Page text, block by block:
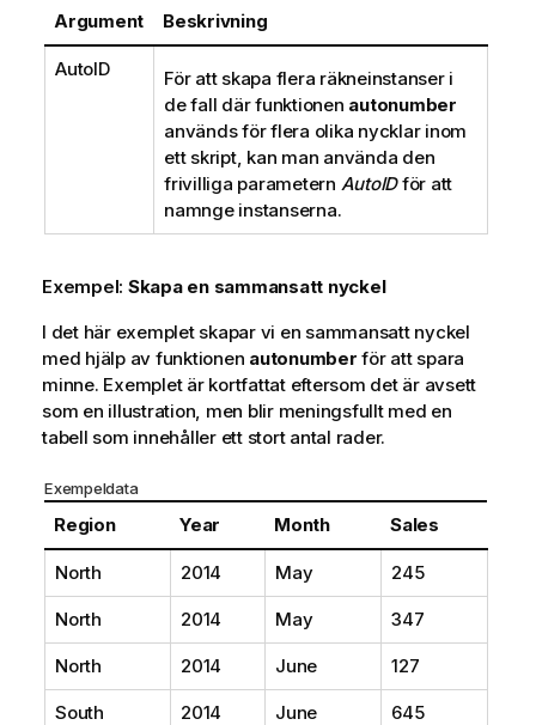
r
m
a
Argument Beskrivning
AutoID
För att skapa flera räkneinstanser i
de fall där funktionen autonumber
används för flera olika nycklar inom
ett skript, kan man använda den
frivilliga parametern AutoIDför att
namnge instanserna.
Exempel: Skapa en sammansatt nyckel
I det här exemplet skapar vi en sammansatt nyckel
med hjälp av funktionen autonumber för att spara
minne. Exemplet är kortfattat eftersom det är avsett
som en illustration, men blir meningsfullt med en
tabell som innehåller ett stort antal rader.
Exempeldata
Region Year Month Sales
North 2014 May 245
North 2014 May 347
North 2014 June 127
South 2014 June 645